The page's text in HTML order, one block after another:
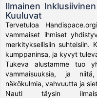
Ilmainen
Kuuluvat
Tervetuloa
vammaiset ihmiset
merkityksellisiin suhteisiin.
kumppaninsa, ja kyvyt
Tukeva alustamme tuo
vammaisuuksia, ja
näkökulmia, vahvuutta ja
Nauti täysin